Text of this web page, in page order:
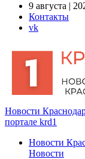
9 августа |
Контакты
vk
Новости
портале krd1
Новости
Новости